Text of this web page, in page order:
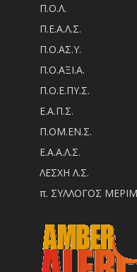
Π.Ο.Λ.
Π.Ε.Α.Λ.Σ.
Π.Ο.ΑΣ.Υ.
Π.Ο.ΑΞΙ.Α.
Π.Ο.Ε.ΠΥ.Σ.
Ε.Α.Π.Σ.
Π.ΟM.EN.Σ.
Ε.Α.Α.Λ.Σ.
ΛΕΣΧΗ Λ.Σ.
π. ΣΥΛΛΟΓΟΣ